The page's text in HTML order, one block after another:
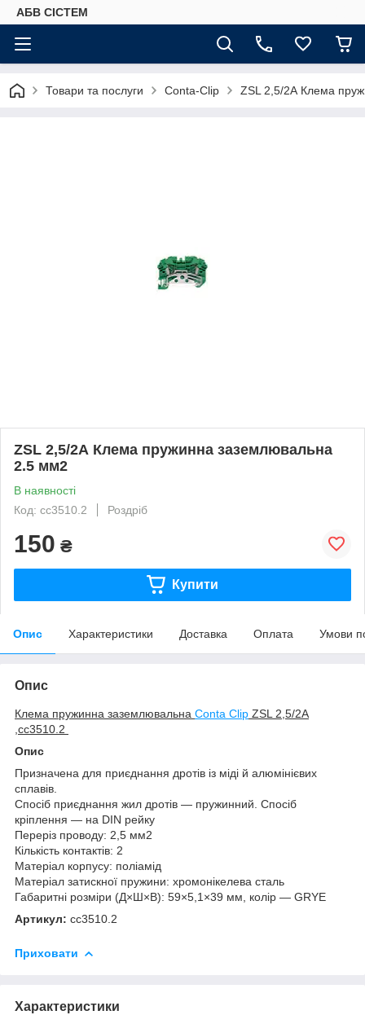
АБВ СІСТЕМ
Товари та послуги Conta-Clip ZSL 2,5/2А Клема
ZSL 2,5/2А Клема пружинна заземлювальна
2.5 мм2
В наявності
Код: cc3510.2
Роздріб
150 ₴
Купити
Опис Характеристики Доставка Оплата Умови
Опис
Клемa пружинна заземлювальна Conta Clip ZSL 2,5/2А​
cc3510.2
Опис
Призначена для приєднання дротів із міді й алюмінієвих
сплавів.
Спосіб приєднання жил дротів — пружинний. Спосіб
кріплення — на DIN рейку
Переріз проводу: 2,5 мм2
Кількість контактів: 2
Матеріал корпусу: поліамід
Матеріал затискної пружини: хромонікелева сталь
Габаритні розміри (Д×Ш×В): 59×5,1×39 мм, колір — GRYE
Артикул: cc3510.2
Приховати
Характеристики